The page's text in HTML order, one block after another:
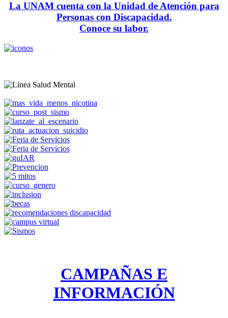
La UNAM cuenta con la Unidad de Atención para
Personas con Discapacidad.
Conoce su labor.
CAMPAÑAS E
INFORMACIÓN